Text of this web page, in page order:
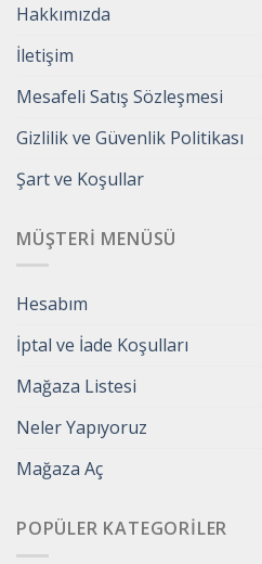
Hakkımızda
İletişim
Mesafeli Satış Sözleşmesi
Gizlilik ve Güvenlik Politikası
Şart ve Koşullar
MÜŞTERI MENÜSÜ
Hesabım
İptal ve İade Koşulları
Mağaza Listesi
Neler Yapıyoruz
Mağaza Aç
POPÜLER KATEGORILER